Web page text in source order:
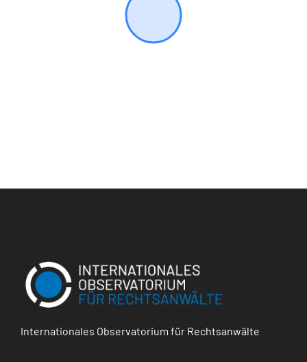
Internationales Observatorium für Rechtsanwälte